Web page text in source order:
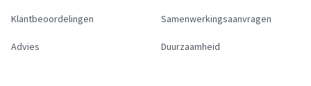
Klantbeoordelingen
Advies
Samenwerkingsaanvragen
Duurzaamheid